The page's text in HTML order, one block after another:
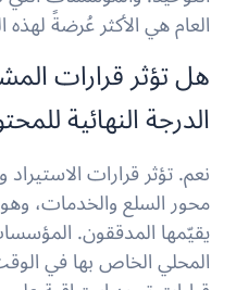
العام هي الأكثر عُرضةً لهذه
هل تؤثر قرارات
الدرجة النهائية
نعم. تؤثر قرارات الاستيراد
محور السلع والخدمات، وهو
يقيّمها المدققون.
المحلي الخاص بها في